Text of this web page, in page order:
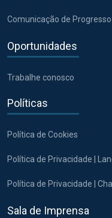
Comunicação de Progresso
Oportunidades
Trabalhe conosco
Políticas
Política de Cookies
Política de Privacidade |
Política de Privacidade |
Sala de Imprensa